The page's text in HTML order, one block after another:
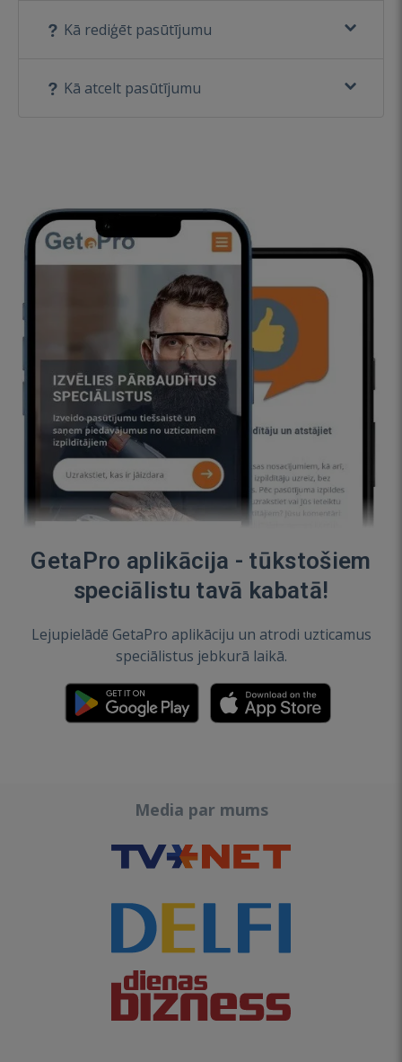
Kā rediģēt pasūtījumu
Kā atcelt pasūtījumu
GetaPro aplikācija - tūkstošiem
speciālistu tavā kabatā!
Lejupielādē GetaPro aplikāciju un atrodi uzticamus
speciālistus jebkurā laikā.
Media par mums